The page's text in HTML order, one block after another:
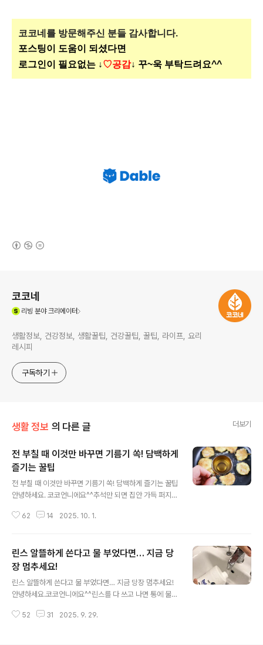
코코네를 방문해주신 분들 감사합니다.
포스팅이 도움이 되셨다면
로그인이 필요없는 ↓♡공감↓ 꾸~욱 부탁드려요^^
코코네
리빙 분야 크리에이터
생활정보, 건강정보, 생활꿀팁, 건강꿀팁, 꿀팁, 라이프, 요리
레시피
구독하기
생활 정보 의 다른 글 더보기
전 부칠 때 이것만 바꾸면 기름기 쏙! 담백하게
즐기는 꿀팁
전 부칠 때 이것만 바꾸면 기름기 쏙! 담백하게 즐기는 꿀팁
안녕하세요. 코코언니에요^^추석만 되면 집안 가득 퍼지는
쳐낸 동그랑땡, 깻잎전, 호박전 전은 기름맛이라고 하지만
의 맛은 그대로 살리면서 훨씬 가볍게 먹을 수 있는 비법을
알려드릴게요. 전, 다들 비슷하게 부치지 않냐고요? 프라이
팬 예열해서 기름 두르고 전을 굽죠. 앞뒤로 뒤집어가며 노
릇하게 굽고 아! 중간에 기름도 계속 추가하면서 지글지글
는 기름이 생각보다 많아요. 그리고 그 기름을 전이 온전히
62 14 2025. 10. 1.
린스 알뜰하게 쓴다고 물 부었다면… 지금 당
장 멈추세요!
린스 알뜰하게 쓴다고 물 부었다면… 지금 당장 멈추세요!
안녕하세요.코코언니에요^^린스를 다 쓰고 나면 통에 물을
성분에 물이 섞이면서 금세 세균이 번식해 위생적으로 좋
52 31 2025. 9. 29.